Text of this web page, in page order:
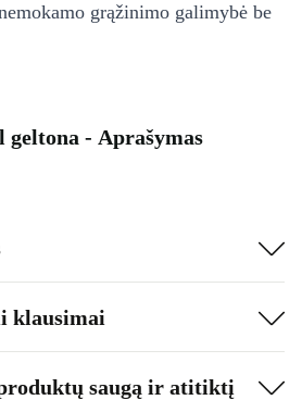
grąžinimo galimybė be
geltona - Aprašymas
klausimai
saugą ir atitiktį